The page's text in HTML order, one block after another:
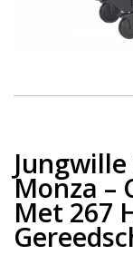
Monza –
Met 267